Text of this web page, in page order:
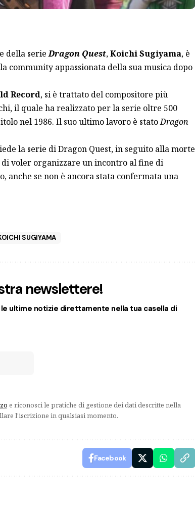
della serieDragon Quest,Koichi Sugiyama, è
community appassionata della sua musica dopo
Record, si è trattato del compositore più
il quale ha realizzato per la serie oltre 500
nel 1986. Il suo ultimo lavoro è statoDragon
la serie di Dragon Quest, in seguito alla morte
voler organizzare un incontro al fine di
anche se non è ancora stata confermata una
SUGIYAMA
newslettere!
le ultime notizie direttamente nella tua casella di
e riconosci le pratiche di gestione dei dati descritte nella
l'iscrizione in qualsiasi momento.
Facebook